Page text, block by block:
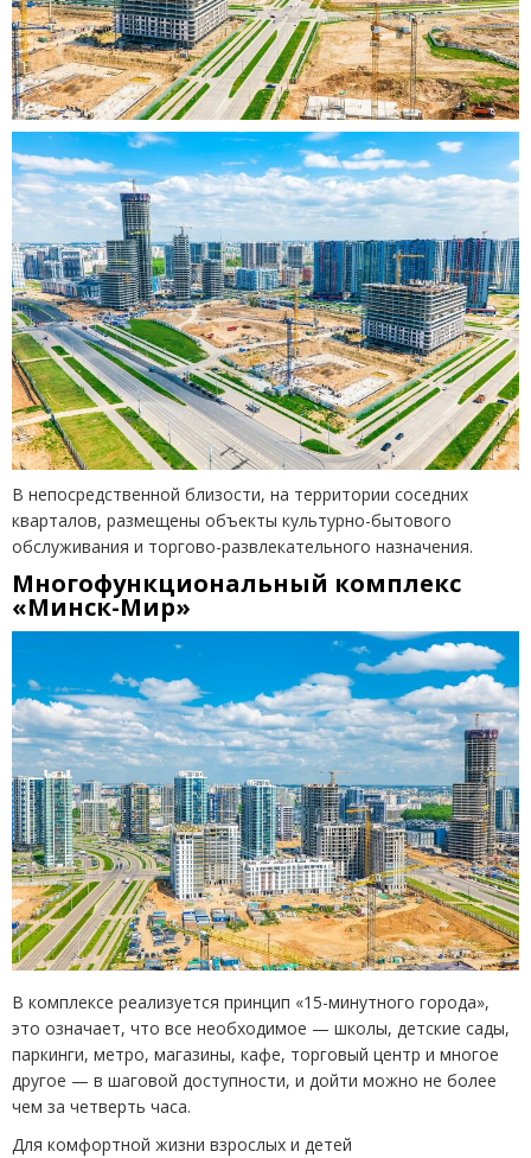
В непосредственной близости, на территории соседних
кварталов, размещены объекты культурно-бытового
обслуживания и торгово-развлекательного назначения.
Многофункциональный комплекс
«Минск-Мир»
В комплексе реализуется принцип «15-минутного города»,
это означает, что все необходимое — школы, детские сады,
паркинги, метро, магазины, кафе, торговый центр и многое
другое — в шаговой доступности, и дойти можно не более
чем за четверть часа.
Для комфортной жизни взрослых и детей